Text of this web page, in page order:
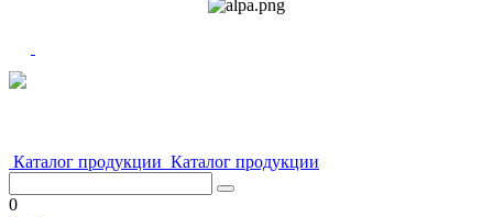
Каталог продукции Каталог продукции
0